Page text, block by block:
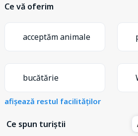
Ce vă oferim
acceptăm animale
bucătărie
afișează restul facilităților
Ce spun turiștii